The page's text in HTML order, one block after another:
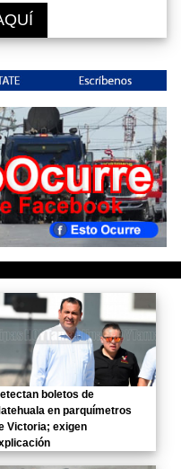
boletos de
en parquímetros
Victoria; exigen